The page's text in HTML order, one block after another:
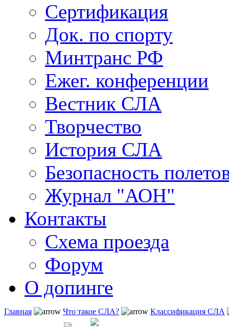
Сертификация
Док. по спорту
Минтранс РФ
Ежег. конференции
Вестник СЛА
Творчество
История СЛА
Безопасность
Журнал "АОН"
Контакты
Схема проезда
Форум
О допинге
Главная Что такое СЛА? Классификация СЛА